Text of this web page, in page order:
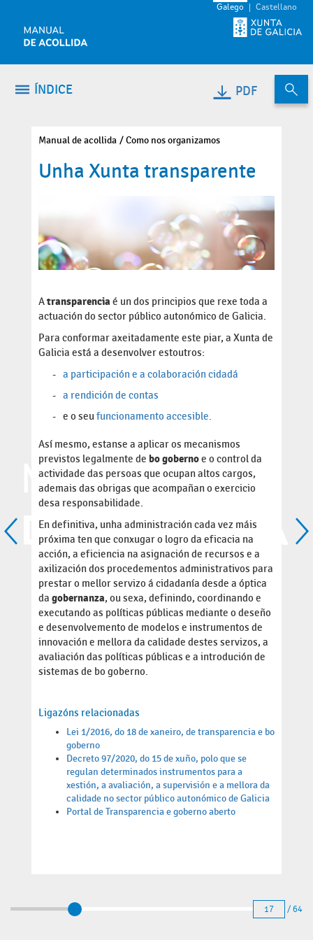
Galego Castellano
ÍNDICE PDF
Manual de acollida Como nos organizamos
Unha Xunta transparente
Atransparencia é un dos principios que rexe toda a
actuación do sector público autonómico de Galicia.
Para conformar axeitadamente este piar, a Xunta de
Galicia está a desenvolver estoutros:
a participación e a colaboración cidadá
a rendición de contas
e o seufuncionamento accesible.
Así mesmo, estanse a aplicar os mecanismos
previstos legalmente de bo gobernoe o control da
actividade das persoas que ocupan altos cargos,
ademais das obrigas que acompañan o exercicio
desa responsabilidade.
En definitiva, unha administración cada vez máis
próxima ten que conxugar o logro da eficacia na
acción, a eficiencia na asignación de recursos e a
axilización dos procedementos administrativos para
prestar o mellor servizo á cidadanía desde a óptica
da gobernanza, ou sexa, definindo, coordinando e
executando as políticas públicas mediante o deseño
e desenvolvemento de modelos e instrumentos de
innovación e mellora da calidade destes servizos, a
avaliación das políticas públicas e a introdución de
sistemas de bo goberno.
Ligazóns relacionadas
Lei 1/2016, do 18 de xaneiro, de transparencia e bo
goberno
Decreto 97/2020, do 15 de xuño, polo que se
regulan determinados instrumentos para a
xestión, a avaliación, a supervisión e a mellora da
calidade no sector público autonómico de Galicia
Portal de Transparencia e goberno aberto
17 / 64